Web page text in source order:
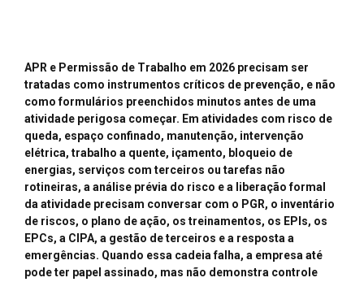
APR e Permissão de Trabalho em 2026 precisam ser
tratadas como instrumentos críticos de prevenção, e não
como formulários preenchidos minutos antes de uma
atividade perigosa começar. Em atividades com risco de
queda, espaço confinado, manutenção, intervenção
elétrica, trabalho a quente, içamento, bloqueio de
energias, serviços com terceiros ou tarefas não
rotineiras, a análise prévia do risco e a liberação formal
da atividade precisam conversar com o PGR, o inventário
de riscos, o plano de ação, os treinamentos, os EPIs, os
EPCs, a CIPA, a gestão de terceiros e a resposta a
emergências. Quando essa cadeia falha, a empresa até
pode ter papel assinado, mas não demonstra controle